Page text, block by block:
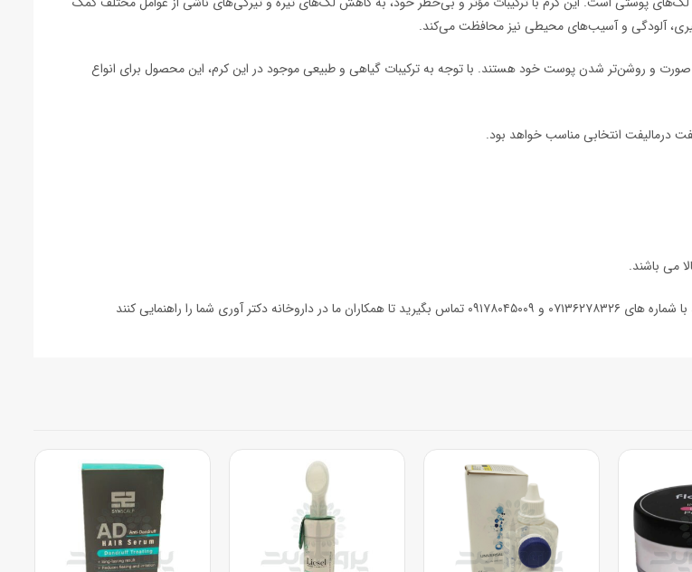
پیری، آلودگی و آسیب‌های محیطی نیز محافظت می‌کند.
و روشن‌تر شدن پوست خود هستند. با توجه به ترکیبات گیاهی و طبیعی موجود در این کرم، این محصول برای انواع
درمالیفت انتخابی مناسب خواهد بود.
می باشند.
دکتر آوری شما را راهنمایی کنند